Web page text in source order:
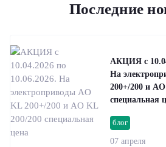
Последние
блог
07 апреля
АКЦИЯ с
На
200+/200 и
специальная